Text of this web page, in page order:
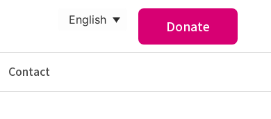
Donate
English
Contact